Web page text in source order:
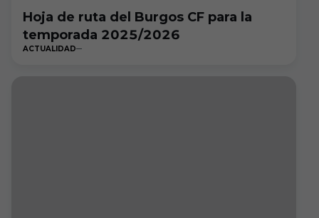
Hoja de ruta del Burgos CF para la
temporada 2025/2026
ACTUALIDAD